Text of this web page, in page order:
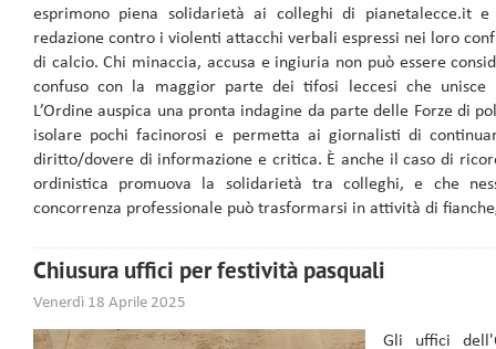
esprimono piena solidarietà ai colleghi di pianetalecce.it
redazione contro i violenti attacchi verbali espressi nei loro
di calcio. Chi minaccia, accusa e ingiuria non può essere
confuso con la maggior parte dei tifosi leccesi che unisce
L’Ordine auspica una pronta indagine da parte delle Forze di
isolare pochi facinorosi e permetta ai giornalisti di
diritto/dovere di informazione e critica. È anche il caso di
ordinistica promuova la solidarietà tra colleghi, e che
concorrenza professionale può trasformarsi in attività di
Chiusura uffici per festività pasquali
Venerdì 18 Aprile 2025
Gli uffici